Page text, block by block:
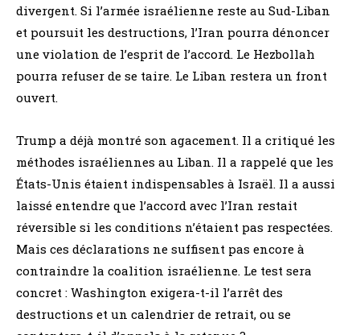
divergent. Si l’armée israélienne reste au Sud-Liban
et poursuit les destructions, l’Iran pourra dénoncer
une violation de l’esprit de l’accord. Le Hezbollah
pourra refuser de se taire. Le Liban restera un front
ouvert.
Trump a déjà montré son agacement. Il a critiqué les
méthodes israéliennes au Liban. Il a rappelé que les
États-Unis étaient indispensables à Israël. Il a aussi
laissé entendre que l’accord avec l’Iran restait
réversible si les conditions n’étaient pas respectées.
Mais ces déclarations ne suffisent pas encore à
contraindre la coalition israélienne. Le test sera
concret : Washington exigera-t-il l’arrêt des
destructions et un calendrier de retrait, ou se